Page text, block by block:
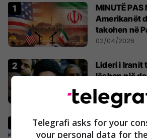
MINUTË PAS
Amerikanët
takohen në
02/04/2026
Lideri i Iranit
lëshon një
publike
06/04/2026
Pse Fidel
mbante dy
Telegrafi asks for your
your personal data for